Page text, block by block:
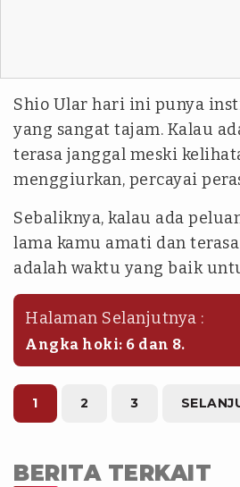
Shio Ular hari ini punya
yang sangat tajam. Kalau
terasa janggal meski
menggiurkan, percayai
Sebaliknya, kalau ada
lama kamu amati dan
adalah waktu yang baik
Halaman Selanjutnya :
Angka hoki: 6 dan 8.
1 2 3
BERITA TERKAIT